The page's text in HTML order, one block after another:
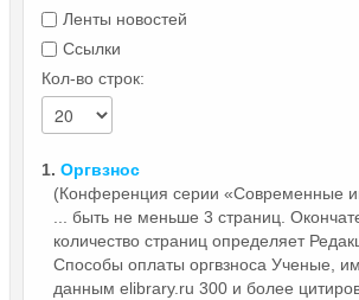
Ленты новостей
Ссылки
Кол-во строк:
1. Оргвзнос
(Конференция серии «Современные
... быть не меньше 3 страниц.
количество страниц определяет
Способы оплаты оргвзноса Ученые,
данным elibrary.ru 300 и более